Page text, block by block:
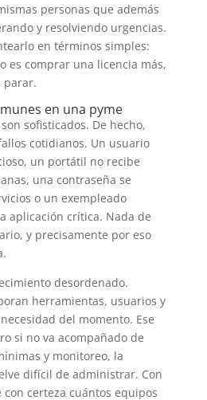
personas que además
y resolviendo urgencias.
en términos simples:
es comprar una licencia más,
parar.
en una pyme
sofisticados. De hecho,
cotidianos. Un usuario
un portátil no recibe
una contraseña se
o un exempleado
aplicación crítica. Nada de
y precisamente por eso
desordenado.
herramientas, usuarios y
del momento. Ese
si no va acompañado de
y monitoreo, la
difícil de administrar. Con
certeza cuántos equipos